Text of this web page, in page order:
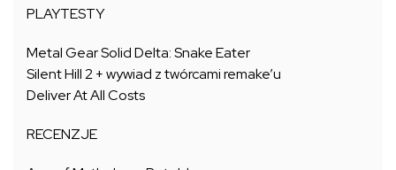
PLAYTESTY
Metal Gear Solid Delta: Snake Eater
Silent Hill 2 + wywiad z twórcami remake’u
Deliver At All Costs
RECENZJE